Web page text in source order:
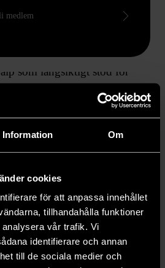
Information Om
cookies
för att anpassa innehållet
tillhandahålla funktioner
vår trafik. Vi
identifierare och annan
till de sociala medier och
medlem
Stadsmission bidrar du
som långsiktigt stöd för